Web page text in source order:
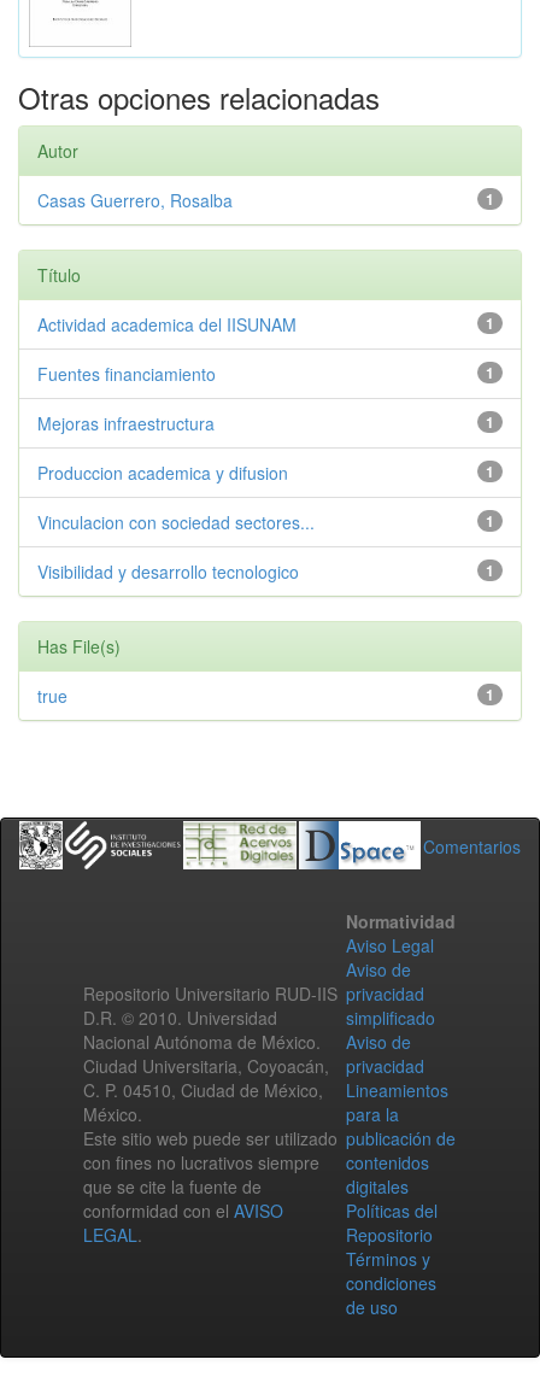
Otras opciones relacionadas
Autor
1
Casas Guerrero, Rosalba
Título
1
Actividad academica del IISUNAM
1
Fuentes financiamiento
1
Mejoras infraestructura
1
Produccion academica y difusion
1
Vinculacion con sociedad sectores...
1
Visibilidad y desarrollo tecnologico
Has File(s)
1
true
Comentarios
Repositorio Universitario RUD-IIS
D.R. © 2010. Universidad
Nacional Autónoma de México.
Ciudad Universitaria, Coyoacán,
C. P. 04510, Ciudad de México,
México.
Este sitio web puede ser utilizado
con fines no lucrativos siempre
que se cite la fuente de
conformidad con el AVISO
LEGAL.
Normatividad
Aviso Legal
Aviso de
privacidad
simplificado
Aviso de
privacidad
Lineamientos
para la
publicación de
contenidos
digitales
Políticas del
Repositorio
Términos y
condiciones
de uso